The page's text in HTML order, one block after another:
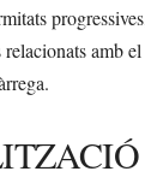
amb